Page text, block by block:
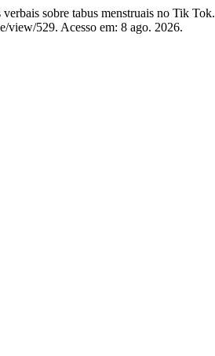
sobre tabus menstruais no Tik Tok.
529. Acesso em: 8 ago. 2026.